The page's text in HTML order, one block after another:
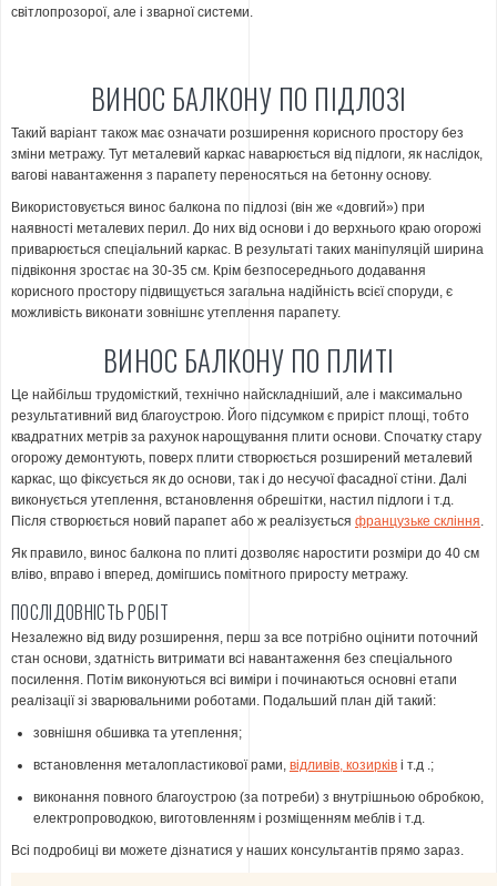
світлопрозорої, але і зварної системи.
ВИНОС БАЛКОНУ ПО ПІДЛОЗІ
Такий варіант також має означати розширення корисного простору без
зміни метражу. Тут металевий каркас наварюється від підлоги, як наслідок,
вагові навантаження з парапету переносяться на бетонну основу.
Використовується винос балкона по підлозі (він же «довгий») при
наявності металевих перил. До них від основи і до верхнього краю огорожі
приварюється спеціальний каркас. В результаті таких маніпуляцій ширина
підвіконня зростає на 30-35 см. Крім безпосереднього додавання
корисного простору підвищується загальна надійність всієї споруди, є
можливість виконати зовнішнє утеплення парапету.
ВИНОС БАЛКОНУ ПО ПЛИТІ
Це найбільш трудомісткий, технічно найскладніший, але і максимально
результативний вид благоустрою. Його підсумком є приріст площі, тобто
квадратних метрів за рахунок нарощування плити основи. Спочатку стару
огорожу демонтують, поверх плити створюється розширений металевий
каркас, що фіксується як до основи, так і до несучої фасадної стіни. Далі
виконується утеплення, встановлення обрешітки, настил підлоги і т.д.
Після створюється новий парапет або ж реалізується французьке скління.
Як правило, винос балкона по плиті дозволяє наростити розміри до 40 см
вліво, вправо і вперед, домігшись помітного приросту метражу.
ПОСЛІДОВНІСТЬ РОБІТ
Незалежно від виду розширення, перш за все потрібно оцінити поточний
стан основи, здатність витримати всі навантаження без спеціального
посилення. Потім виконуються всі виміри і починаються основні етапи
реалізації зі зварювальними роботами. Подальший план дій такий:
зовнішня обшивка та утеплення;
встановлення металопластикової рами, відливів, козирків і т.д .;
виконання повного благоустрою (за потреби) з внутрішньою обробкою,
електропроводкою, виготовленням і розміщенням меблів і т.д.
Всі подробиці ви можете дізнатися у наших консультантів прямо зараз.